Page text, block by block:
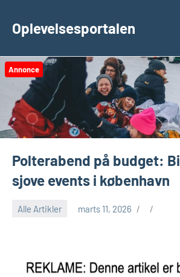
Oplevelsesportalen
Annonce
Polterabend på budget:
sjove events i københavn
Alle Artikler marts 11, 2026